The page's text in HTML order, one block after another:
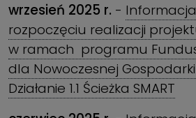
wrzesień 2025 r. -
rozpoczęciu realizacji
w ramach programu
dla Nowoczesnej Gospodarki
Działanie 1.1 Ścieżka SMART